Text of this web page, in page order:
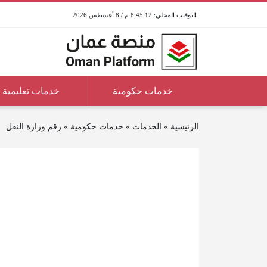
8:45:12 م / 8 أغسطس 2026
خدمات حكومية خدمات تعليمية
الرئيسية » الخدمات » خدمات حكومية » رقم وزارة النقل